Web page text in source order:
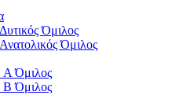
Όμιλος
Όμιλος
A Όμιλος
Β Όμιλος